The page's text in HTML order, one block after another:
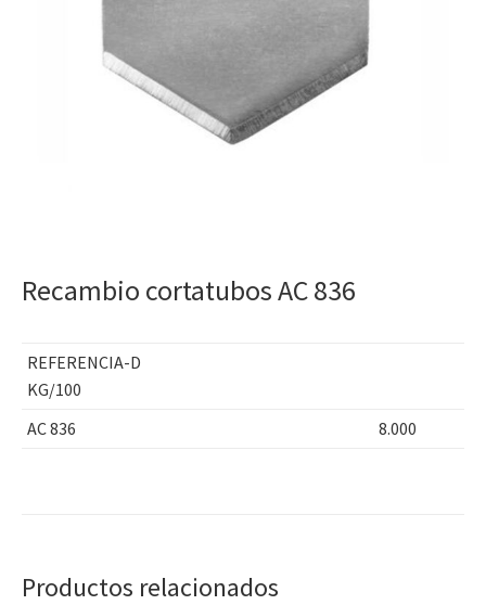
Recambio cortatubos AC 836
REFERENCIA-D
KG/100
AC 836 8.000
Productos relacionados